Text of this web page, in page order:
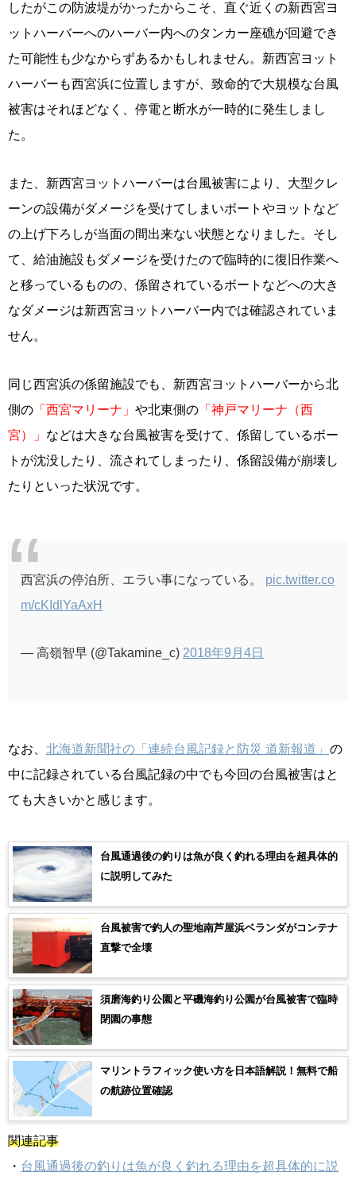
したがこの防波堤がかったからこそ、直ぐ近くの新西宮ヨ
ットハーバーへのハーバー内へのタンカー座礁が回避でき
た可能性も少なからずあるかもしれません。新西宮ヨット
ハーバーも西宮浜に位置しますが、致命的で大規模な台風
被害はそれほどなく、停電と断水が一時的に発生しまし
た。
また、新西宮ヨットハーバーは台風被害により、大型クレ
ーンの設備がダメージを受けてしまいボートやヨットなど
の上げ下ろしが当面の間出来ない状態となりました。そし
て、給油施設もダメージを受けたので臨時的に復旧作業へ
と移っているものの、係留されているボートなどへの大き
なダメージは新西宮ヨットハーバー内では確認されていま
せん。
同じ西宮浜の係留施設でも、新西宮ヨットハーバーから北
側の 「西宮マリーナ」 や北東側の 「神戸マリーナ（西
宮）」 などは大きな台風被害を受けて、係留しているボー
トが沈没したり、流されてしまったり、係留設備が崩壊し
たりといった状況です。
西宮浜の停泊所、エラい事になっている。 pic.twitter.co
m/cKIdlYaAxH
— 高嶺智早 (@Takamine_c) 2018年9月4日
なお、 北海道新聞社の「連続台風記録と防災 道新報道」 の
中に記録されている台風記録の中でも今回の台風被害はと
ても大きいかと感じます。
台風通過後の釣りは魚が良く釣れる理由を超具体的
に説明してみた
台風被害で釣人の聖地南芦屋浜ベランダがコンテナ
直撃で全壊
須磨海釣り公園と平磯海釣り公園が台風被害で臨時
閉園の事態
マリントラフィック使い方を日本語解説！無料で船
の航跡位置確認
関連記事
・ 台風通過後の釣りは魚が良く釣れる理由を超具体的に説